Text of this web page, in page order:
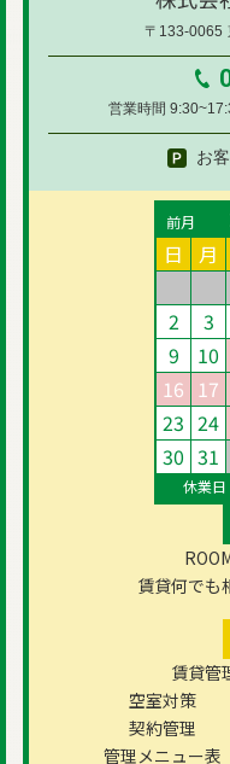
〒133-0065
営業時間
お
賃貸何でも
賃貸管
空室対策
契約管理
管理メニュー表
前月
日 月
2
3
9
10
16 17
23 24
30 31
休業日